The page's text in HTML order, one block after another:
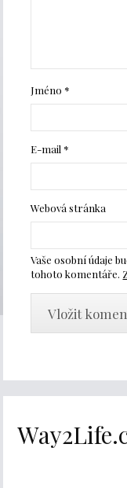
Jméno*
E-mail*
Webová stránka
Vaše osobní údaje
tohoto komentáře.